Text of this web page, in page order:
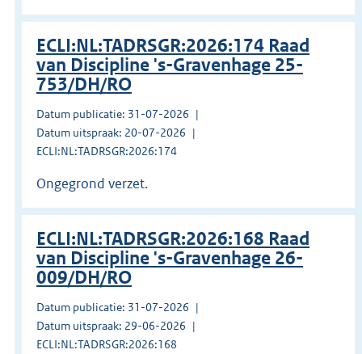
ECLI:NL:TADRSGR:2026:174 Raad
van Discipline 's-Gravenhage 25-
753/DH/RO
Datum publicatie: 31-07-2026
Datum uitspraak: 20-07-2026
ECLI:NL:TADRSGR:2026:174
Ongegrond verzet.
ECLI:NL:TADRSGR:2026:168 Raad
van Discipline 's-Gravenhage 26-
009/DH/RO
Datum publicatie: 31-07-2026
Datum uitspraak: 29-06-2026
ECLI:NL:TADRSGR:2026:168